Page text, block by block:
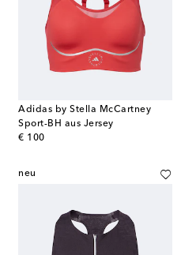
Adidas by Stella McCartney
Sport-BH aus Jersey
€ 100
original price
neu